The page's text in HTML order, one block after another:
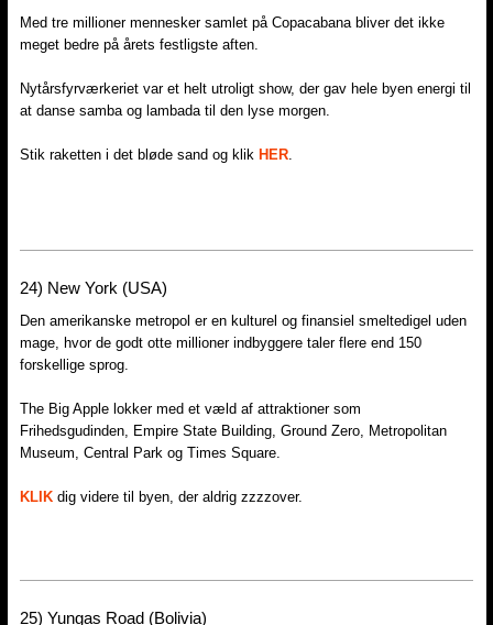
Med tre millioner mennesker samlet på Copacabana bliver det ikke
meget bedre på årets festligste aften.
Nytårsfyrværkeriet var et helt utroligt show, der gav hele byen energi til
at danse samba og lambada til den lyse morgen.
Stik raketten i det bløde sand og klik HER
24)​ New York (USA)
Den amerikanske metropol er en kulturel og finansiel smeltedigel uden
mage, hvor de godt otte millioner indbyggere taler flere end 150
forskellige sprog.
The Big Apple lokker med et væld af attraktioner som
Frihedsgudinden, Empire State Building, Ground Zero, Metropolitan
Museum, Central Park og Times Square.
KLIK dig videre til byen, der aldrig zzzzover.
25) Yungas Road (Bolivia)